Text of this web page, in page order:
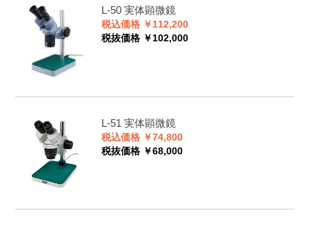
L-50 実体顕微鏡
税込価格 ￥112,200
税抜価格 ￥102,000
L-51 実体顕微鏡
税込価格 ￥74,800
税抜価格 ￥68,000